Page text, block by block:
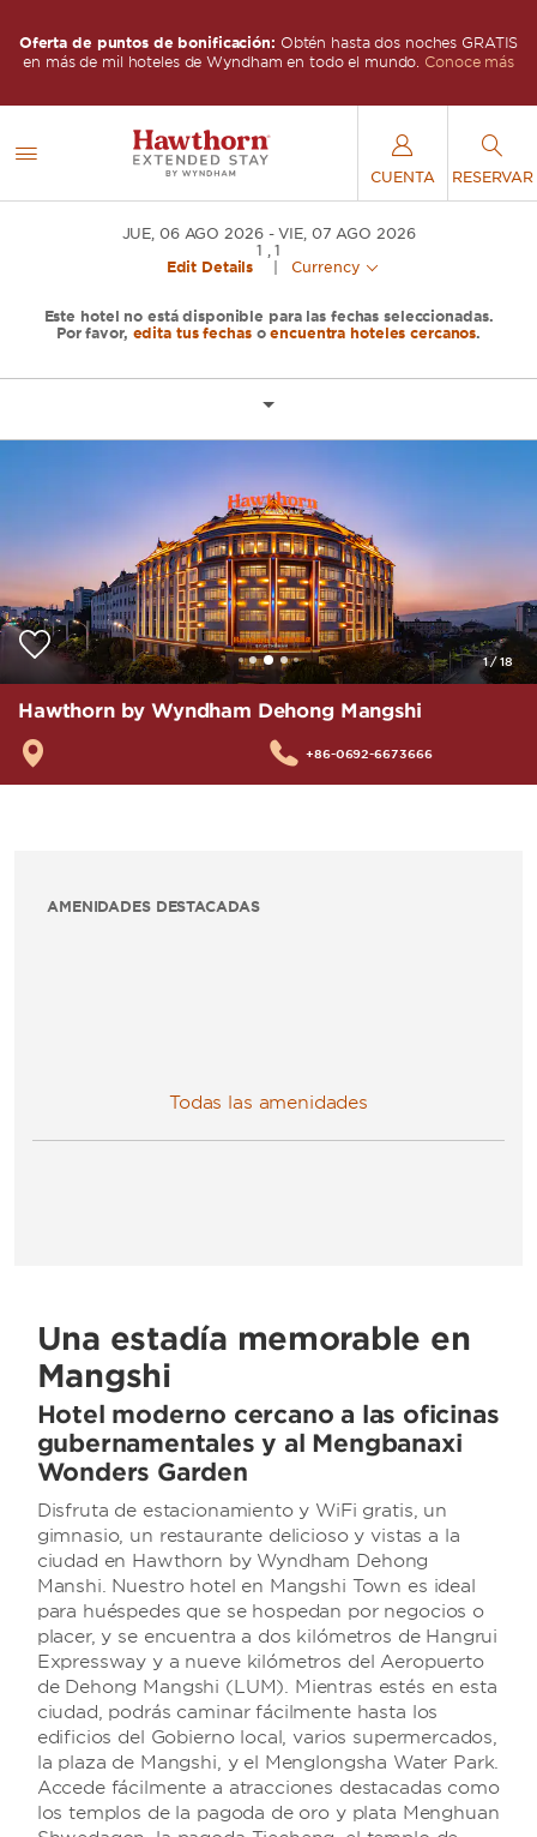
Oferta de puntos de bonificación: Obtén hasta dos noches GRATIS
en más de mil hoteles de Wyndham en todo el mundo. Conoce más
CUENTA RESERVAR
JUE, 06 AGO 2026
VIE, 07 AGO 2026
1 ,1
Edit Details
Currency
Este hotel no está disponible para las fechas seleccionadas.
Por favor, edita tus fechasoencuentra hoteles cercanos.
1/18
Hawthorn by Wyndham Dehong Mangshi
+86-0692-6673666
AMENIDADES DESTACADAS
Todas las amenidades
Una estadía memorable en
Mangshi
Hotel moderno cercano a las oficinas
gubernamentales y al Mengbanaxi
Wonders Garden
Disfruta de estacionamiento y WiFi gratis, un
gimnasio, un restaurante delicioso y vistas a la
ciudad en Hawthorn by Wyndham Dehong
Manshi. Nuestro hotel en Mangshi Town es ideal
para huéspedes que se hospedan por negocios o
placer, y se encuentra a dos kilómetros de Hangrui
Expressway y a nueve kilómetros del Aeropuerto
de Dehong Mangshi (LUM). Mientras estés en esta
ciudad, podrás caminar fácilmente hasta los
edificios del Gobierno local, varios supermercados,
la plaza de Mangshi, y el Menglongsha Water Park.
Accede fácilmente a atracciones destacadas como
los templos de la pagoda de oro y plata Menghuan